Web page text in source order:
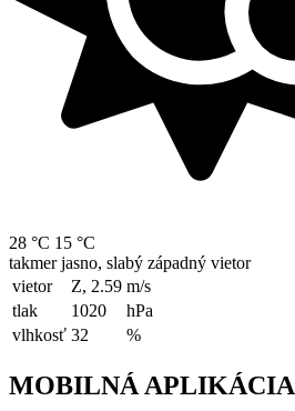
28 °C 15 °C
takmer jasno, slabý západný vietor
vietor
Z, 2.59 m/s
tlak
1020
hPa
vlhkosť 32 %
MOBILNÁ APLIKÁCIA